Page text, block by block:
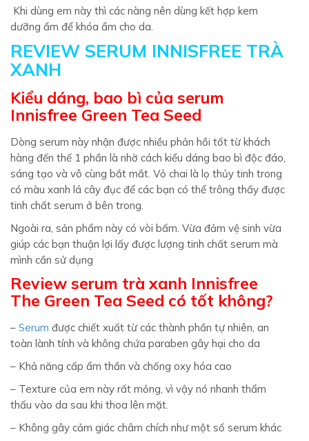
Khi dùng em này thì các nàng nên dùng kết hợp kem
dưỡng ẩm để khóa ẩm cho da.
REVIEW SERUM INNISFREE TRÀ
XANH
Kiểu dáng, bao bì của serum
Innisfree Green Tea Seed
Dòng serum này nhận được nhiều phản hồi tốt từ khách
hàng đến thế 1 phần là nhờ cách kiểu dáng bao bì độc đáo,
sáng tạo và vô cùng bắt mắt. Vỏ chai là lọ thủy tinh trong
có màu xanh lá cây đục để các bạn có thể trông thấy được
tinh chất serum ở bên trong.
Ngoài ra, sản phẩm này có vòi bấm. Vừa đảm vệ sinh vừa
giúp các bạn thuận lợi lấy được lượng tinh chất serum mà
mình cần sử dụng
Review serum trà xanh Innisfree
The Green Tea Seed có tốt không?
– Serum được chiết xuất từ các thành phần tự nhiên, an
toàn lành tính và không chứa paraben gây hại cho da
– Khả năng cấp ẩm thần và chống oxy hóa cao
– Texture của em này rất mỏng, vì vậy nó nhanh thẩm
thấu vào da sau khi thoa lên mặt.
– Không gây cảm giác châm chích như một số serum khác